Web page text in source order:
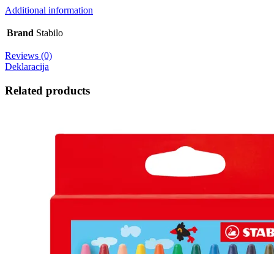
Additional information
Brand Stabilo
Reviews (0)
Deklaracija
Related products